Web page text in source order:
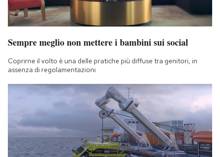
Sempre meglio non mettere i bambini sui social
Coprirne il volto è una delle pratiche più diffuse tra genitori, in
assenza di regolamentazioni